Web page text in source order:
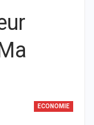
ECONOMIE